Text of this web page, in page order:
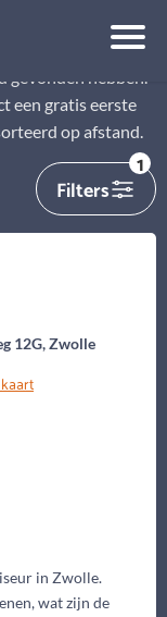
gevonden hebben.
een gratis eerste
op afstand.
Filters
1
12G, Zwolle
in Zwolle.
wat zijn de